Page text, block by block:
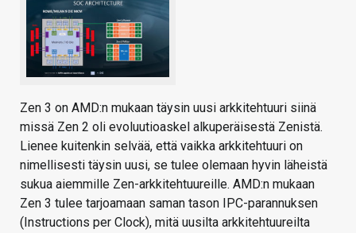
Zen 3 on AMD:n mukaan täysin uusi arkkitehtuuri siinä
missä Zen 2 oli evoluutioaskel alkuperäisestä Zenistä.
Lienee kuitenkin selvää, että vaikka arkkitehtuuri on
nimellisesti täysin uusi, se tulee olemaan hyvin läheistä
sukua aiemmille Zen-arkkitehtuureille. AMD:n mukaan
Zen 3 tulee tarjoamaan saman tason IPC-parannuksen
(Instructions per Clock), mitä uusilta arkkitehtuureilta